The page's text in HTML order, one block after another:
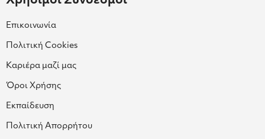
Επικοινωνία
Πολιτική Cookies
Καριέρα μαζί μας
Όροι Χρήσης
Εκπαίδευση
Πολιτική Απορρήτου